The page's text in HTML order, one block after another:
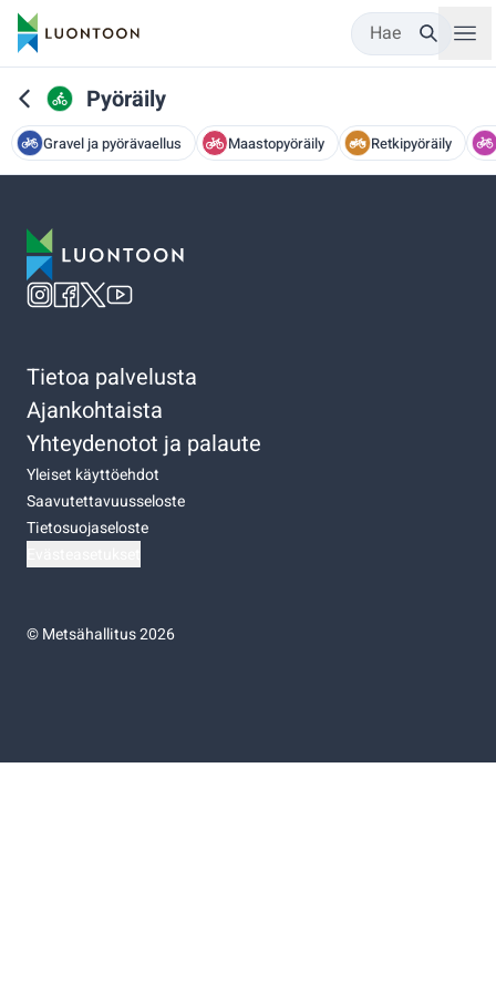
Hae
Pyöräily
Gravel ja pyörävaellus Maastopyöräily Retkipyöräily
Tietoa palvelusta
Ajankohtaista
Yhteydenotot ja palaute
Yleiset käyttöehdot
Saavutettavuusseloste
Tietosuojaseloste
©Metsähallitus 2026